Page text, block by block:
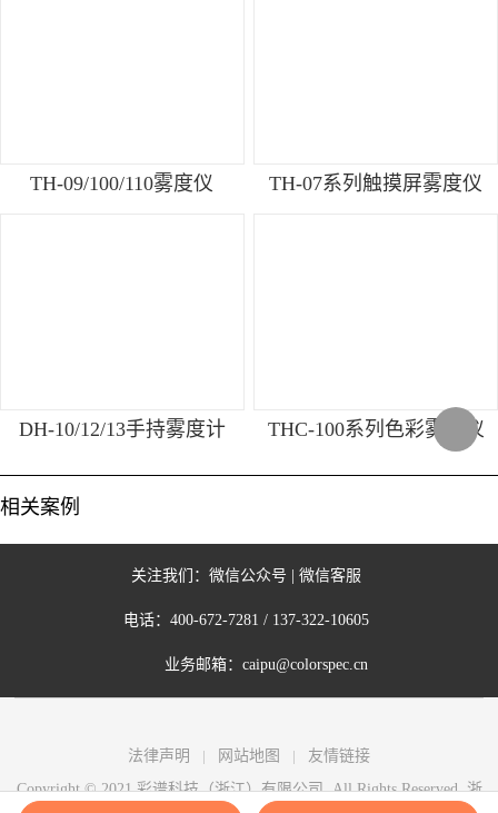
TH-09/100/110雾度仪 TH-07系列触摸屏雾度仪
DH-10/12/13手持雾度计 THC-100系列色彩雾度仪
相关案例
关注我们： 微信公众号 微信客服
电话： 400-672-7281 / 137-322-10605
业务邮箱： caipu@colorspec.cn
法律声明 网站地图
友情链接
Copyright © 2021 彩谱科技（浙江）有限公司. All Rights Reserved.浙